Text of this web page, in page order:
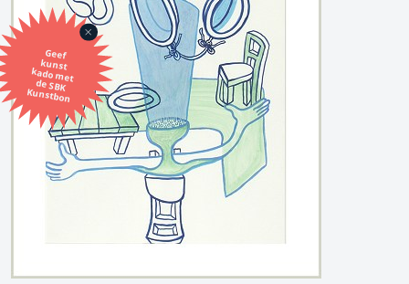
Geef
kunst
kado met
de SBK
Kunstbon